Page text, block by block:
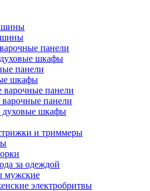
панели
шкафы
панели
шкафы
панели
панели
духовые шкафы
и триммеры
за одеждой
мужские
электробритвы